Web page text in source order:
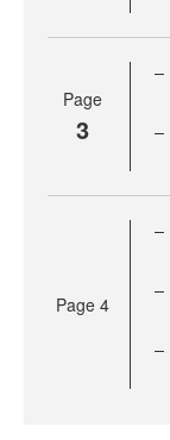
Page
3
Page 4